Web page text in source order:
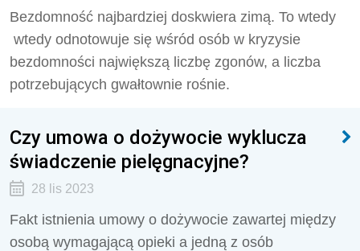
Bezdomność najbardziej doskwiera zimą. To wtedy
wtedy odnotowuje się wśród osób w kryzysie
bezdomności największą liczbę zgonów, a liczba
potrzebujących gwałtownie rośnie.
Czy umowa o dożywocie wyklucza
świadczenie pielęgnacyjne?
28 lis 2023
Fakt istnienia umowy o dożywocie zawartej między
osobą wymagającą opieki a jedną z osób